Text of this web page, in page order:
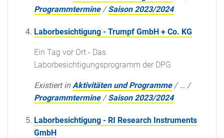
Programmtermine /Saison 2023/2024
Laborbesichtigung - Trumpf GmbH + Co. KG
Ein Tag vor Ort - Das
Laborbesichtigungsprogramm der DPG
Existiert in Aktivitäten und Programme /… /
Programmtermine /Saison 2023/2024
Laborbesichtigung - RI Research Instruments
GmbH